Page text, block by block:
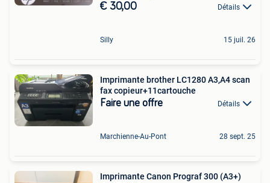
€ 30,00 Détails
Silly 15 juil. 26
Imprimante brother LC1280 A3,A4 scan
fax copieur+11cartouche
Faire une offre Détails
Marchienne-Au-Pont 28 sept. 25
Imprimante Canon Prograf 300 (A3+)